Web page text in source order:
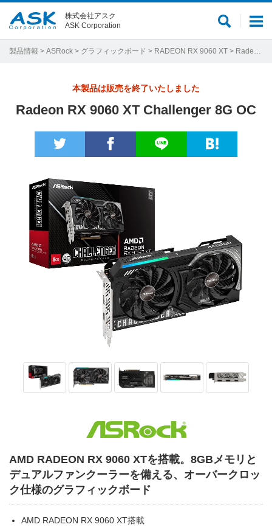
メ
ュ
サ
ト
株式会社アスク
ASK Corporation
製品情報 > ASRock > グラフィックボード > RADEON RX 9060 XT > Radeon RX 9060 XT Challenger 8G OC
本製品は販売を終了いたしました
Radeon RX 9060 XT Challenger 8G OC
AMD RADEON RX 9060 XTを搭載。8GBメモリと
デュアルファンクーラーを備える、オーバークロッ
ク仕様のグラフィックボード
AMD RADEON RX 9060 XT搭載